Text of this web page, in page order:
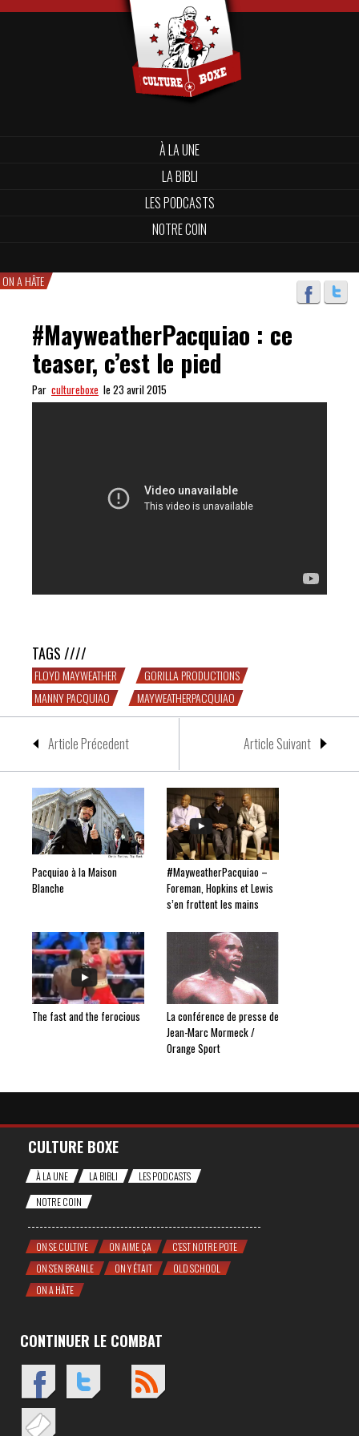
À LA UNE
LA BIBLI
LES PODCASTS
NOTRE COIN
ON A HÂTE
#MayweatherPacquiao : ce
teaser, c’est le pied
Par cultureboxe le 23 avril 2015
TAGS ////
FLOYD MAYWEATHER
GORILLA PRODUCTIONS
MANNY PACQUIAO
MAYWEATHERPACQUIAO
Article Précedent Article Suivant
Pacquiao à la Maison
Blanche
#MayweatherPacquiao –
Foreman, Hopkins et Lewis
s’en frottent les mains
The fast and the ferocious
La conférence de presse de
Jean-Marc Mormeck /
Orange Sport
CULTURE BOXE
À LA UNE LA BIBLI
LES PODCASTS
NOTRE COIN
ON SE CULTIVE ON AIME ÇA
C'EST NOTRE POTE
ON S'EN BRANLE
ON Y ÉTAIT
OLD SCHOOL
ON A HÂTE
CONTINUER LE COMBAT